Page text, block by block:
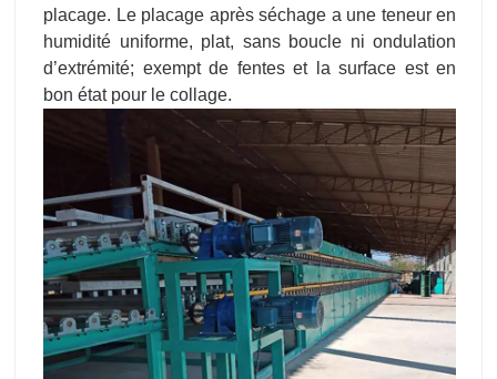
placage. Le placage après séchage a une teneur en
humidité uniforme, plat, sans boucle ni ondulation
d’extrémité; exempt de fentes et la surface est en
bon état pour le collage.